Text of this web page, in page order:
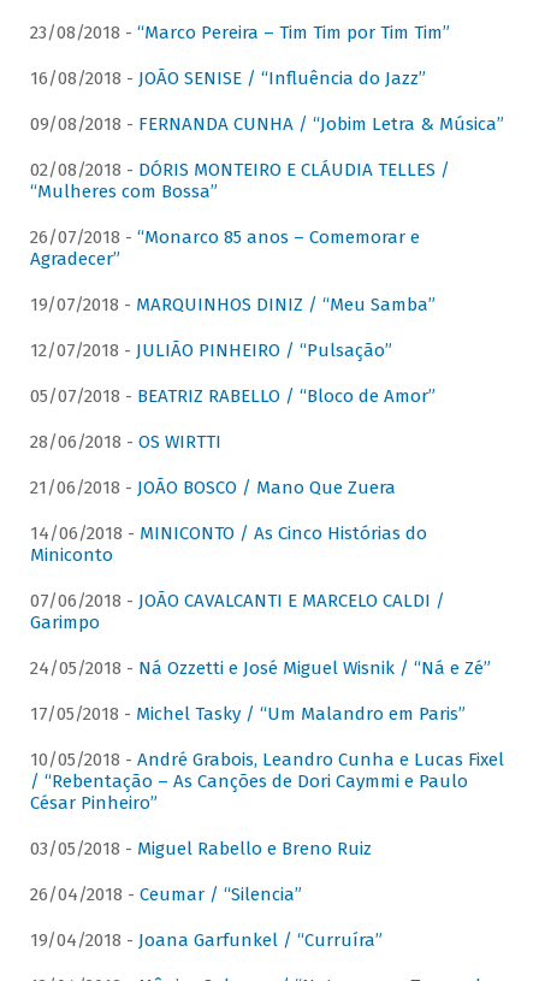
23/08/2018 - “Marco Pereira – Tim Tim por Tim Tim”
16/08/2018 - JOÃO SENISE / “Influência do Jazz”
09/08/2018 - FERNANDA CUNHA / “Jobim Letra & Música”
02/08/2018 - DÓRIS MONTEIRO E CLÁUDIA TELLES /
“Mulheres com Bossa”
26/07/2018 - “Monarco 85 anos – Comemorar e
Agradecer”
19/07/2018 - MARQUINHOS DINIZ / “Meu Samba”
12/07/2018 - JULIÃO PINHEIRO / “Pulsação”
05/07/2018 - BEATRIZ RABELLO / “Bloco de Amor”
28/06/2018 - OS WIRTTI
21/06/2018 - JOÃO BOSCO / Mano Que Zuera
14/06/2018 - MINICONTO / As Cinco Histórias do
Miniconto
07/06/2018 - JOÃO CAVALCANTI E MARCELO CALDI /
Garimpo
24/05/2018 - Ná Ozzetti e José Miguel Wisnik / “Ná e Zé”
17/05/2018 - Michel Tasky / “Um Malandro em Paris”
10/05/2018 - André Grabois, Leandro Cunha e Lucas Fixel
/ “Rebentação – As Canções de Dori Caymmi e Paulo
César Pinheiro”
03/05/2018 - Miguel Rabello e Breno Ruiz
26/04/2018 - Ceumar / “Silencia”
19/04/2018 - Joana Garfunkel / “Curruíra”